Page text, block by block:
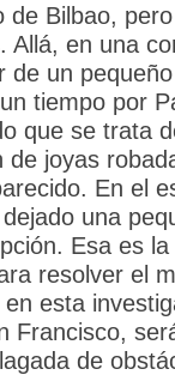
de Bilbao,
Allá, en una
de un
tiempo por
que se trata
joyas
En el
una
Esa es la
resolver el
esta
Francisco,
de